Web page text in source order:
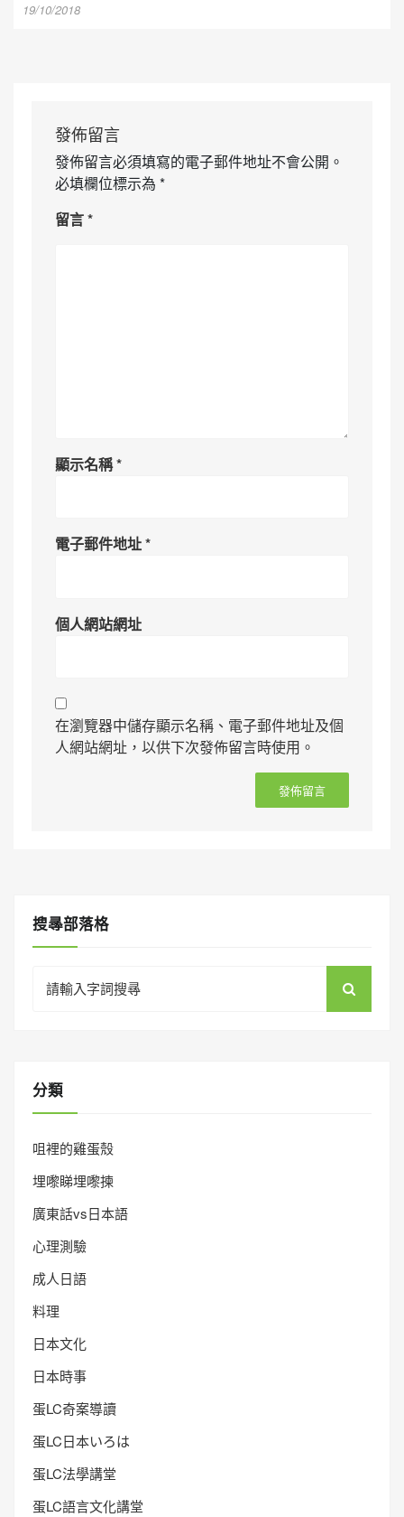
19/10/2018
發佈留言
發佈留言必須填寫的電子郵件地址不會公開。
必填欄位標示為 *
留言*
顯示名稱*
電子郵件地址*
個人網站網址
在瀏覽器中儲存顯示名稱、電子郵件地址及個
人網站網址，以供下次發佈留言時使用。
搜㝷部落格
for:
分類
咀裡的雞蛋殼
埋嚟睇埋嚟揀
廣東話vs日本語
心理測驗
成人日語
料理
日本文化
日本時事
蛋LC奇案導讀
蛋LC日本いろは
蛋LC法學講堂
蛋LC語言文化講堂